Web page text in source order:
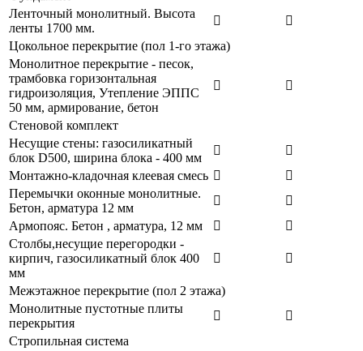
Ленточный монолитный. Высота
ленты 1700 мм.
Цокольное перекрытие (пол 1-го этажа)
Монолитное перекрытие - песок,
трамбовка горизонтальная
гидроизоляция, Утепление ЭППС
50 мм, армирование, бетон
Стеновой комплект
Несущие стены: газосиликатный
блок D500, ширина блока - 400 мм
Монтажно-кладочная клеевая смесь
Перемычки оконные монолитные.
Бетон, арматура 12 мм
Армопояс. Бетон , арматура, 12 мм
Столбы,несущие перегородки -
кирпич, газосиликатный блок 400
мм
Межэтажное перекрытие (пол 2 этажа)
Монолитные пустотные плиты
перекрытия
Стропильная система